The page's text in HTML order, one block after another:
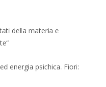
della materia e
energia psichica. Fiori: